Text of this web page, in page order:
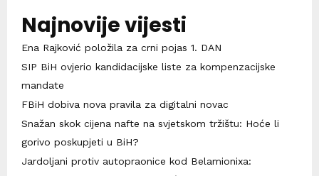
Najnovije vijesti
Ena Rajković položila za crni pojas 1. DAN
SIP BiH ovjerio kandidacijske liste za kompenzacijske
mandate
FBiH dobiva nova pravila za digitalni novac
Snažan skok cijena nafte na svjetskom tržištu: Hoće li
gorivo poskupjeti u BiH?
Jardoljani protiv autopraonice kod Belamionixa: